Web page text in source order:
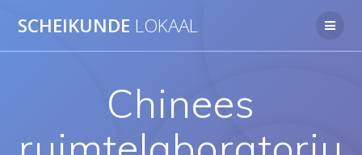
naar
SCHEIKUNDE LOKAAL
Chinees